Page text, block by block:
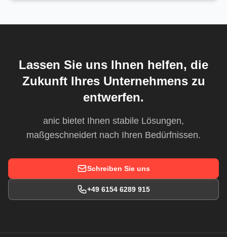
Lassen Sie uns Ihnen helfen, die
Zukunft Ihres Unternehmens zu
entwerfen.
anic bietet Ihnen stabile Lösungen,
maßgeschneidert nach Ihren Bedürfnissen.
Schreiben Sie uns
+49 6154 6289 915